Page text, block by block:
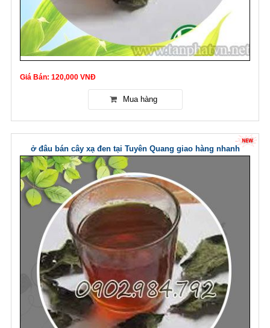
Giá Bán: 120,000 VNĐ
ở đâu bán cây xạ đen tại Tuyên Quang giao hàng nhanh